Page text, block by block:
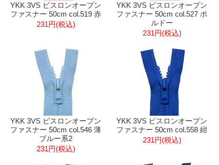
YKK 3VS ビスロンオープン
ファスナー 50cm col.519 赤
231円(税込)
YKK 3VS ビスロンオープン
ファスナー 50cm col.527 ボ
ルドー
231円(税込)
YKK 3VS ビスロンオープン
ファスナー 50cm col.546 薄
ブルー系2
231円(税込)
YKK 3VS ビスロンオープン
ファスナー 50cm col.558 紺
231円(税込)